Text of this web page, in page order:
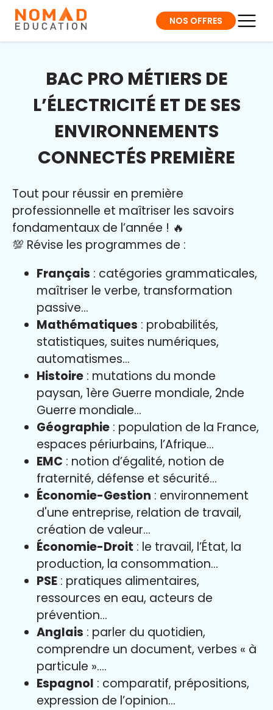
NOS OFFRES
BAC PRO MÉTIERS DE
L’ÉLECTRICITÉ ET DE SES
ENVIRONNEMENTS
CONNECTÉS PREMIÈRE
Tout pour réussir en première
professionnelle et maîtriser les savoirs
fondamentaux de l’année ! 🔥
💯 Révise les programmes de :
Français : catégories grammaticales,
maîtriser le verbe, transformation
passive…
Mathématiques : probabilités,
statistiques, suites numériques,
automatismes…
Histoire : mutations du monde
paysan, 1ère Guerre mondiale, 2nde
Guerre mondiale…
Géographie : population de la France,
espaces périurbains, l’Afrique…
EMC : notion d’égalité, notion de
fraternité, défense et sécurité…
Économie-Gestion : environnement
d'une entreprise, relation de travail,
création de valeur…
Économie-Droit : le travail, l’État, la
production, la consommation…
PSE : pratiques alimentaires,
ressources en eau, acteurs de
prévention…
Anglais : parler du quotidien,
comprendre un document, verbes « à
particule »….
Espagnol : comparatif, prépositions,
expression de l’opinion…